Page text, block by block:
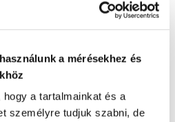
a mérésekhez és
a tartalmainkat és a
személyre tudjuk szabni, de